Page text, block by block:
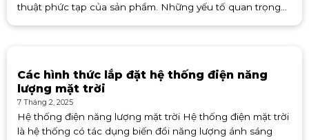
thuật phức tạp của sản phẩm. Những yếu tố quan trọng
Các hình thức lắp đặt hệ thống điện năng
lượng mặt trời
7 Tháng 2, 2025
Hệ thống điện năng lượng mặt trời Hệ thống điện mặt trời
là hệ thống có tác dụng biến đổi năng lượng ánh sáng